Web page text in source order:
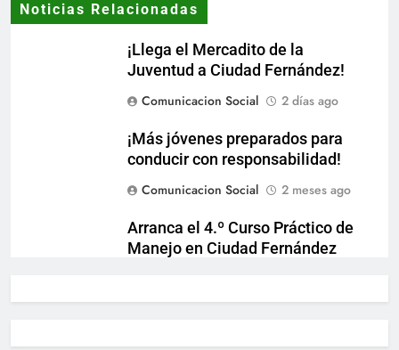
Noticias Relacionadas
¡Llega el Mercadito de la
Juventud a Ciudad Fernández!
Comunicacion Social
2 días ago
¡Más jóvenes preparados para
conducir con responsabilidad!
Comunicacion Social
2 meses ago
Arranca el 4.º Curso Práctico de
Manejo en Ciudad Fernández